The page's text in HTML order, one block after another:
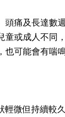
頭痛及長達數
或成人不同
也可能會有喘
微但持續較